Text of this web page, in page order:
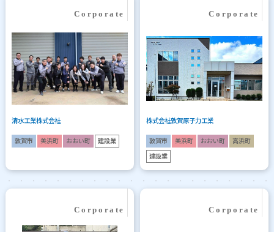
清水工業株式会社
敦賀市 美浜町 おおい町 建設業
株式会社敦賀原子力工業
敦賀市 美浜町 おおい町 高浜町
建設業